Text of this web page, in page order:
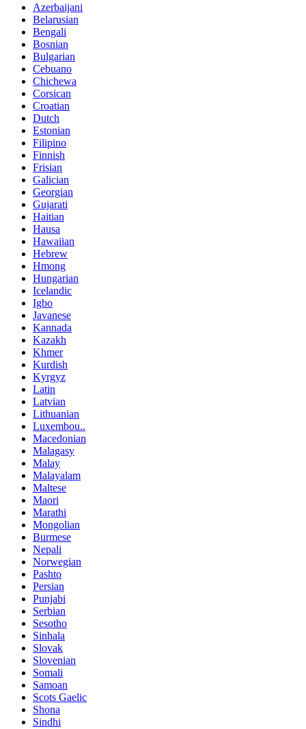
Azerbaijani
Belarusian
Bengali
Bosnian
Bulgarian
Cebuano
Chichewa
Corsican
Croatian
Dutch
Estonian
Filipino
Finnish
Frisian
Galician
Georgian
Gujarati
Haitian
Hausa
Hawaiian
Hebrew
Hmong
Hungarian
Icelandic
Igbo
Javanese
Kannada
Kazakh
Khmer
Kurdish
Kyrgyz
Latin
Latvian
Lithuanian
Luxembou..
Macedonian
Malagasy
Malay
Malayalam
Maltese
Maori
Marathi
Mongolian
Burmese
Nepali
Norwegian
Pashto
Persian
Punjabi
Serbian
Sesotho
Sinhala
Slovak
Slovenian
Somali
Samoan
Scots Gaelic
Shona
Sindhi